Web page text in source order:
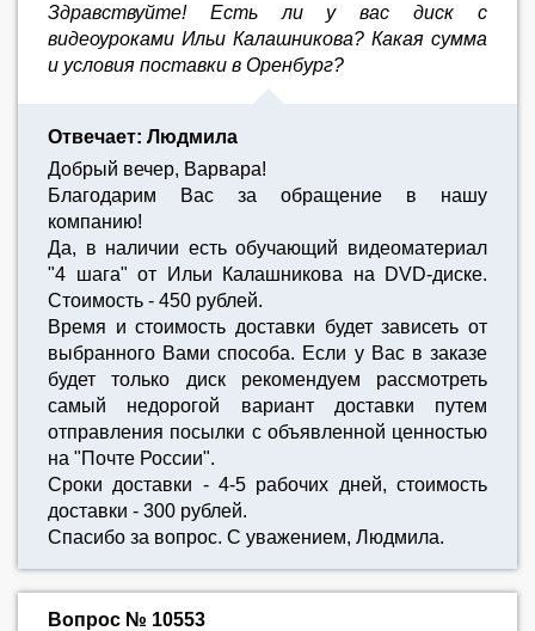
Здравствуйте! Есть ли у вас диск с
видеоуроками Ильи Калашникова? Какая сумма
и условия поставки в Оренбург?
Отвечает: Людмила
Добрый вечер, Варвара!
Благодарим Вас за обращение в нашу
компанию!
Да, в наличии есть обучающий видеоматериал
"4 шага" от Ильи Калашникова на DVD-диске.
Стоимость - 450 рублей.
Время и стоимость доставки будет зависеть от
выбранного Вами способа. Если у Вас в заказе
будет только диск рекомендуем рассмотреть
самый недорогой вариант доставки путем
отправления посылки с объявленной ценностью
на "Почте России".
Сроки доставки - 4-5 рабочих дней, стоимость
доставки - 300 рублей.
Спасибо за вопрос. С уважением, Людмила.
Вопрос № 10553